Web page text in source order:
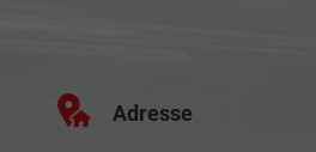
Adresse